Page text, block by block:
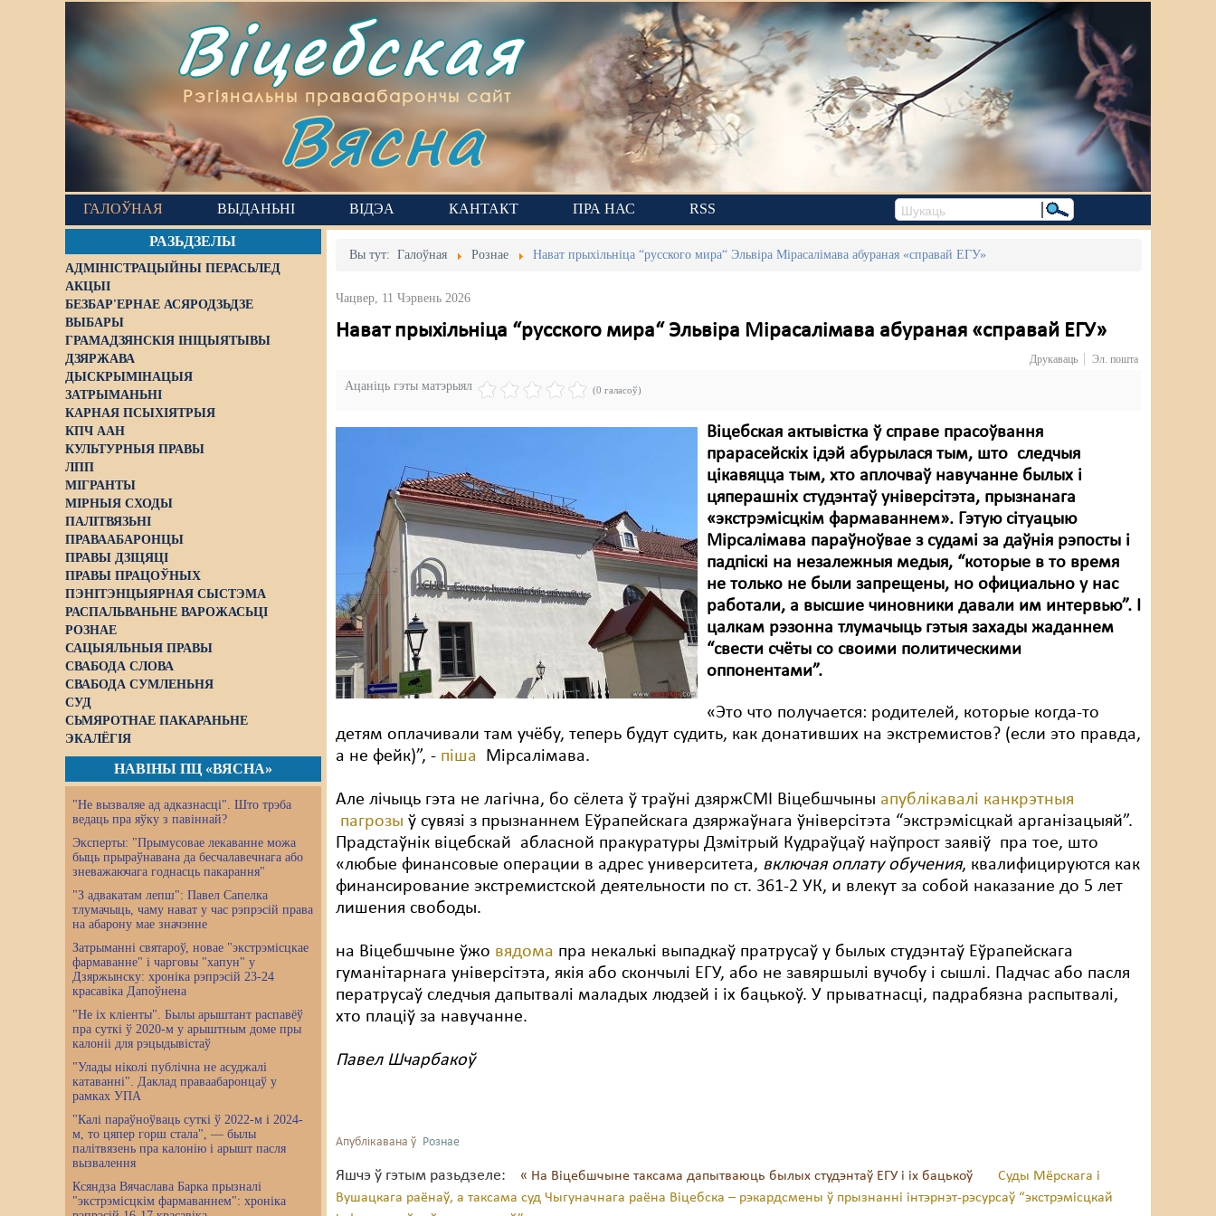
Віцебская
Рэгіянальны праваабарончы сайт
Вясна
ГАЛОЎНАЯ ВЫДАНЬНІ ВІДЭА КАНТАКТ ПРА НАС RSS
РАЗЬДЗЕЛЫ
АДМІНІСТРАЦЫЙНЫ ПЕРАСЬЛЕД
АКЦЫІ
БЕЗБАР'ЕРНАЕ АСЯРОДЗЬДЗЕ
ВЫБАРЫ
ГРАМАДЗЯНСКІЯ ІНІЦЫЯТЫВЫ
ДЗЯРЖАВА
ДЫСКРЫМІНАЦЫЯ
ЗАТРЫМАНЬНІ
КАРНАЯ ПСЫХІЯТРЫЯ
КПЧ ААН
КУЛЬТУРНЫЯ ПРАВЫ
ЛПП
МІГРАНТЫ
МІРНЫЯ СХОДЫ
ПАЛІТВЯЗЬНІ
ПРАВААБАРОНЦЫ
ПРАВЫ ДЗІЦЯЦІ
ПРАВЫ ПРАЦОЎНЫХ
ПЭНІТЭНЦЫЯРНАЯ СЫСТЭМА
РАСПАЛЬВАНЬНЕ ВАРОЖАСЬЦІ
РОЗНАЕ
САЦЫЯЛЬНЫЯ ПРАВЫ
СВАБОДА СЛОВА
СВАБОДА СУМЛЕНЬНЯ
СУД
СЬМЯРОТНАЕ ПАКАРАНЬНЕ
ЭКАЛЁГІЯ
НАВІНЫ ПЦ «ВЯСНА»
"Не вызваляе ад адказнасці". Што трэба
ведаць пра яўку з павіннай?
Эксперты: "Прымусовае лекаванне можа
быць прыраўнавана да бесчалавечнага або
зневажаючага годнасць пакарання"
"З адвакатам лепш": Павел Сапелка
тлумачыць, чаму нават у час рэпрэсій права
на абарону мае значэнне
Затрыманні святароў, новае "экстрэмісцкае
фармаванне" і чарговы "хапун" у
Дзяржынску: хроніка рэпрэсій 23-24
красавіка Дапоўнена
"Не іх кліенты". Былы арыштант распавёў
пра суткі ў 2020-м у арыштным доме пры
калоніі для рэцыдывістаў
"Улады ніколі публічна не асуджалі
катаванні". Даклад праваабаронцаў у
рамках УПА
"Калі параўноўваць суткі ў 2022-м і 2024-
м, то цяпер горш стала", — былы
палітвязень пра калонію і арышт пасля
вызвалення
Ксяндза Вячаслава Барка прызналі
"экстрэмісцкім фармаваннем": хроніка
Вы тут:Галоўная Рознае Нават прыхільніца “русского мира“ Эльвіра Мірасалімава абураная «справай ЕГУ»
Чацвер, 11 Чэрвень 2026
Нават прыхільніца “русского мира“ Эльвіра Мірасалімава абураная «справай ЕГУ»
Друкаваць Эл. пошта
Ацаніць гэты матэрыял (0 галасоў)
Віцебская актывістка ў справе прасоўвання
прарасейскіх ідэй абурылася тым, што следчыя
цікавяцца тым, хто аплочваў навучанне былых і
цяперашніх студэнтаў універсітэта, прызнанага
«экстрэмісцкім фармаваннем». Гэтую сітуацыю
Мірсалімава параўноўвае з судамі за даўнія рэпосты і
падпіскі на незалежныя медыя, “которые в то время
не только не были запрещены, но официально у нас
работали, а высшие чиновники давали им интервью”. І
цалкам рэзонна тлумачыць гэтыя захады жаданнем
“свести счёты со своими политическими
оппонентами”.
«Это что получается: родителей, которые когда-то
детям оплачивали там учёбу, теперь будут судить, как донативших на экстремистов? (если это правда,
а не фейк)”, - піша Мірсалімава.
Але лічыць гэта не лагічна, бо сёлета ў траўні дзяржСМІ Віцебшчыны апублікавалі канкрэтныя
пагрозыў сувязі з прызнаннем Еўрапейскага дзяржаўнага ўніверсітэта “экстрэмісцкай арганізацыяй”.
Прадстаўнік віцебскай абласной пракуратуры Дзмітрый Кудраўцаў наўпрост заявіў пра тое, што
«любые финансовые операции в адрес университета, включая оплату обучения, квалифицируются как
финансирование экстремистской деятельности по ст. 361-2 УК, и влекут за собой наказание до 5 лет
лишения свободы.
на Віцебшчыне ўжо вядома пра некалькі выпадкаў пратрусаў у былых студэнтаў Еўрапейскага
гуманітарнага універсітэта, якія або скончылі ЕГУ, або не завяршылі вучобу і сышлі. Падчас або пасля
ператрусаў следчыя дапытвалі маладых людзей і іх бацькоў. У прыватнасці, падрабязна распытвалі,
хто плаціў за навучанне.
Павел Шчарбакоў
Апублікавана ў Рознае
Яшчэ ў гэтым разьдзеле: « На Віцебшчыне таксама дапытваюць былых студэнтаў ЕГУ і іх бацькоў
Суды Мёрскага і
Вушацкага раёнаў, а таксама суд Чыгуначнага раёна Віцебска – рэкардсмены ў прызнанні інтэрнэт-рэсурсаў “экстрэмісцкай